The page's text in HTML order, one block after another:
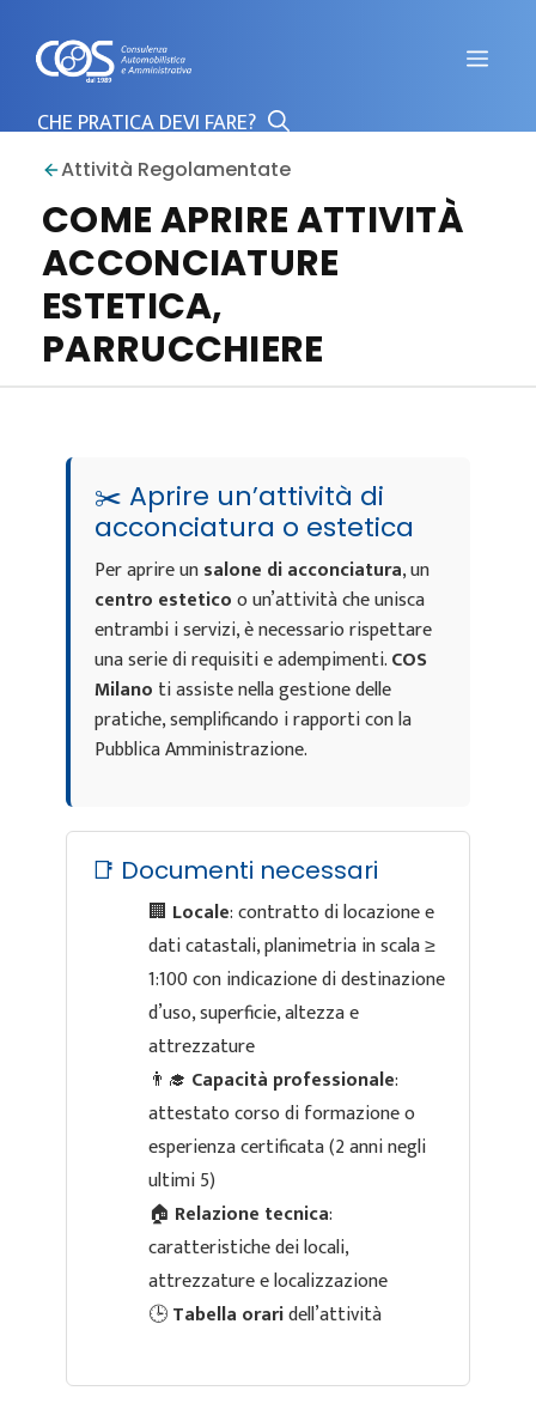
contenuto
Attività Regolamentate
COME APRIRE ATTIVITÀ
ACCONCIATURE
ESTETICA,
PARRUCCHIERE
✂️ Aprire un’attività di
acconciatura o estetica
Per aprire unsalone di acconciatura, un
centro esteticoo un’attività che unisca
entrambi i servizi, è necessario rispettare
una serie di requisiti e adempimenti.COS
Milano ti assiste nella gestione delle
pratiche, semplificando i rapporti con la
Pubblica Amministrazione.
📑 Documenti necessari
🏢 Locale: contratto di locazione e
dati catastali, planimetria in scala ≥
1:100 con indicazione di destinazione
d’uso, superficie, altezza e
attrezzature
👨‍🎓 Capacità professionale:
attestato corso di formazione o
esperienza certificata (2 anni negli
ultimi 5)
🏠 Relazione tecnica:
caratteristiche dei locali,
attrezzature e localizzazione
🕒Tabella oraridell’attività